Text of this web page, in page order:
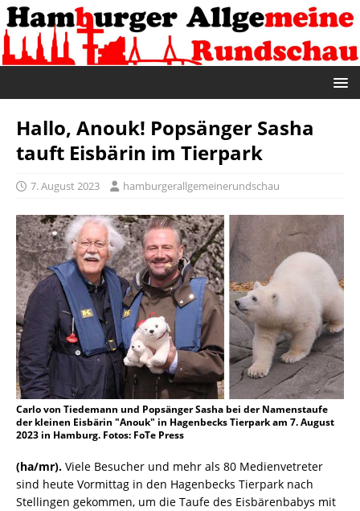
Hallo, Anouk! Popsänger Sasha
tauft Eisbärin im Tierpark
7. August 2023 hamburgerallgemeinerundschau
Carlo von Tiedemann und Popsänger Sasha bei der Namenstaufe
der kleinen Eisbärin "Anouk" in Hagenbecks Tierpark am 7. August
2023 in Hamburg. Fotos: FoTe Press
(ha/mr). Viele Besucher und mehr als 80 Medienvetreter
sind heute Vormittag in den Hagenbecks Tierpark nach
Stellingen gekommen, um die Taufe des Eisbärenbabys mit